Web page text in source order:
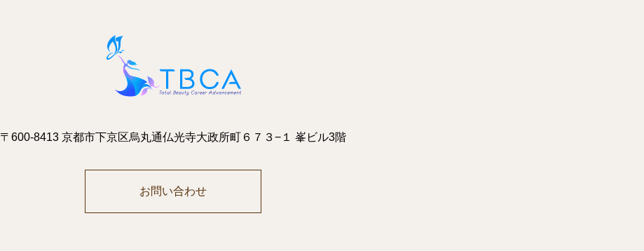
〒600-8413 京都市下京区烏丸通仏光寺大政所町６７３−１ 峯ビル3階
お問い合わせ